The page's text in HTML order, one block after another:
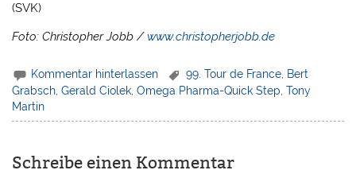
(SVK)
Foto: Christopher Jobb /www.christopherjobb.de
Kommentar hinterlassen 99. Tour de France Bert
Grabsch ,Gerald Ciolek ,Omega Pharma-Quick Step ,Tony
Martin
Schreibe einen Kommentar